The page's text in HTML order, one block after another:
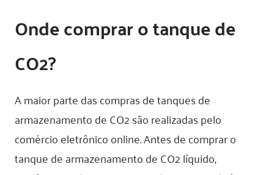
Onde comprar o tanque de
CO2?
A maior parte das compras de tanques de
armazenamento de CO2 são realizadas pelo
comércio eletrônico online. Antes de comprar o
tanque de armazenamento de CO2 líquido,